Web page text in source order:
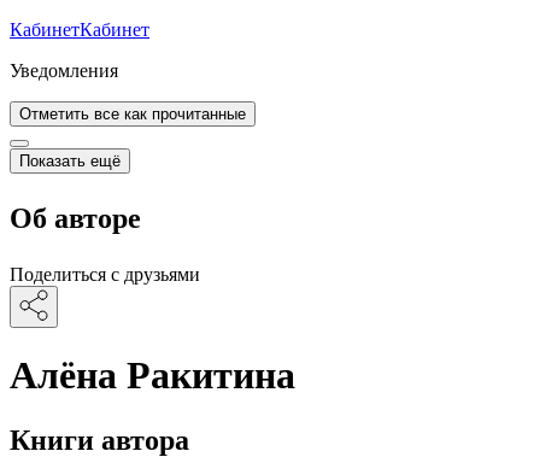
КабинетКабинет
Уведомления
Отметить все как прочитанные
Показать ещё
Об авторе
Поделиться с друзьями
Алёна Ракитина
Книги автора